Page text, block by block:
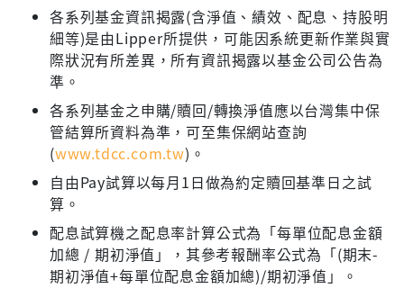
各系列基金資訊揭露(含淨值、績效、配息、持股明
細等)是由Lipper所提供，可能因系統更新作業與實
際狀況有所差異，所有資訊揭露以基金公司公告為
準。
各系列基金之申購/贖回/轉換淨值應以台灣集中保
管結算所資料為準，可至集保網站查詢
(www.tdcc.com.tw)。
自由Pay試算以每月1日做為約定贖回基準日之試
算。
配息試算機之配息率計算公式為「每單位配息金額
加總 / 期初淨值」，其參考報酬率公式為「(期末-
期初淨值+每單位配息金額加總)/期初淨值」。